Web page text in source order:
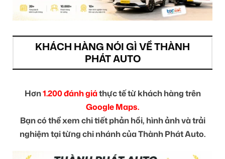
KHÁCH HÀNG NÓI GÌ VỀ THÀNH
PHÁT AUTO
Hơn1.200 đánh giáthực tế từ khách hàng trên
Google Maps.
Bạn có thể xem chi tiết phản hồi, hình ảnh và trải
nghiệm tại từng chi nhánh của Thành Phát Auto.